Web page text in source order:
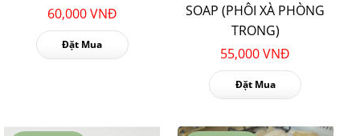
60,000 VNĐ
Đặt Mua
SOAP (PHÔI XÀ PHÒNG
TRONG)
55,000 VNĐ
Đặt Mua